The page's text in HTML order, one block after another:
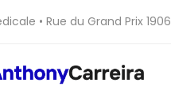
• Rue du Grand Prix